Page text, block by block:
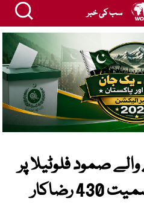
سب کی خبر
صمود فلوٹیلا پر
حملہ، پاکستانیوں سمیت 430 رضاکار